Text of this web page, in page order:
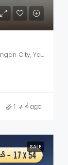
South Okkalapa, Thingangyun District, Yangon City, Yangon, 11090, Myanmar
1 နှစ် ago
SALE